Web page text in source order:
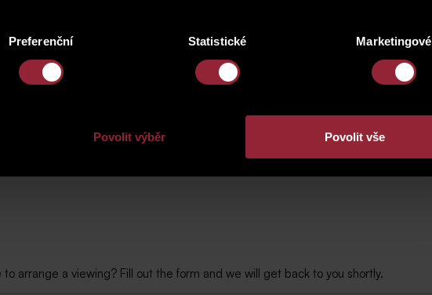
Preferenční Statistické Marketingové
Povolit výběr Povolit vše
arrange a viewing? Fill out the form and we will get back to you shortly.